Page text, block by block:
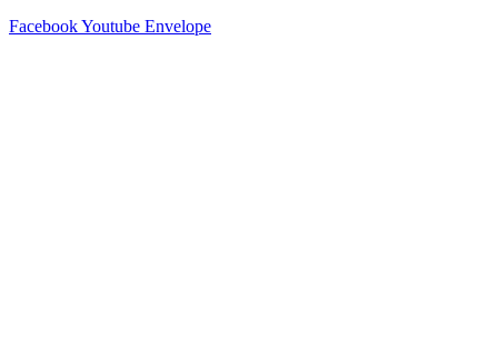
FacebookYoutube Envelope